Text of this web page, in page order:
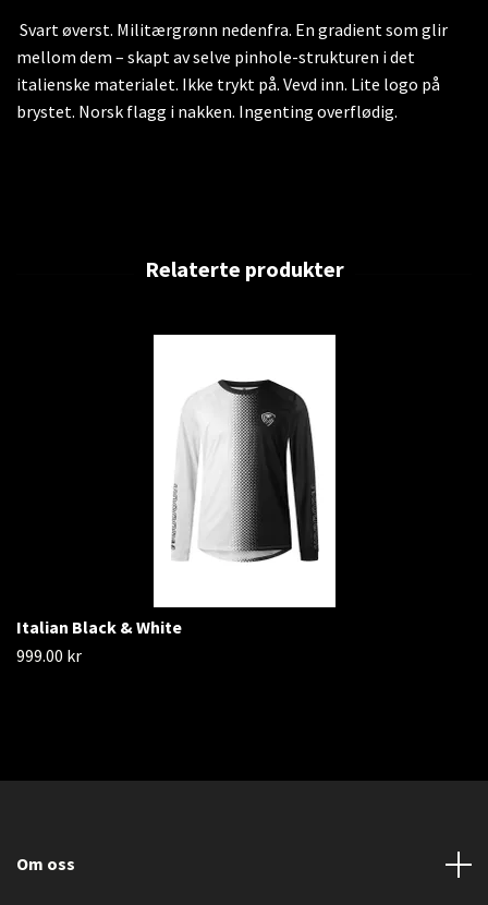
Svart øverst. Militærgrønn nedenfra. En gradient som glir
mellom dem – skapt av selve pinhole-strukturen i det
italienske materialet. Ikke trykt på. Vevd inn. Lite logo på
brystet. Norsk flagg i nakken. Ingenting overflødig.
Italian Black & White
999.00 kr
Om oss